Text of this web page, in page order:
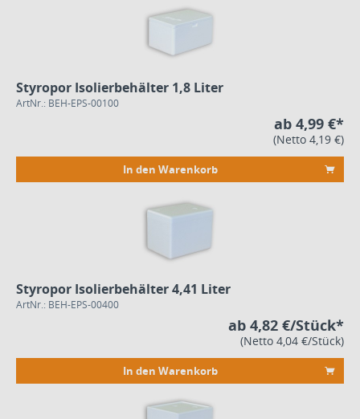
Styropor Isolierbehälter 1,8 Liter
ArtNr.: BEH-EPS-00100
ab 4,99 €*
(Netto 4,19 €)
In den Warenkorb
Styropor Isolierbehälter 4,41 Liter
ArtNr.: BEH-EPS-00400
ab 4,82 €/Stück*
(Netto 4,04 €/Stück)
In den Warenkorb